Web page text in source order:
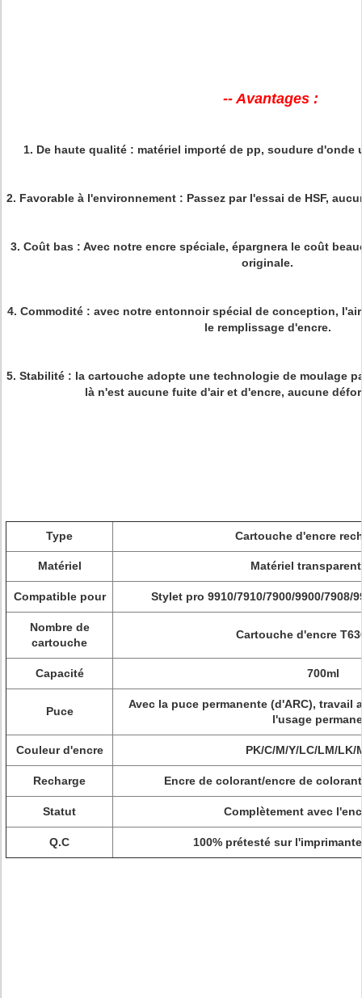
-- Avantages :
1. De haute qualité : matériel importé de pp, soudure
2. Favorable à l'environnement : Passez par l'essai de HSF,
3. Coût bas : Avec notre encre spéciale, épargnera le coût
originale.
4. Commodité: avec notre entonnoir spécial de conception,
le remplissage d'encre.
5. Stabilité : la cartouche adopte une technologie de moulage
là n'est aucune fuite d'air et d'encre, aucune
Type Cartouche d'encre
Matériel Matériel
Compatible pour Stylet pro 9910/7910/7900/9900/7908/
Nombre de
cartouche
Cartouche d'encre
Capacité 700ml
Puce
Avec la puce permanente (d'ARC), travail
l'usage
Couleur d'encre PK/C/M/Y/LC/LM/LK/
Recharge Encre de colorant/encre de
Statut Complètement avec
Q.C 100% prétesté sur